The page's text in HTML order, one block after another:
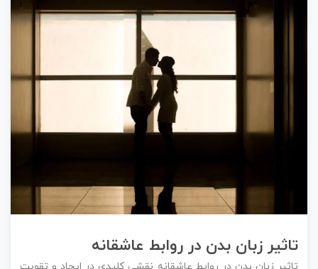
تاثیر زبان بدن در روابط عاشقانه